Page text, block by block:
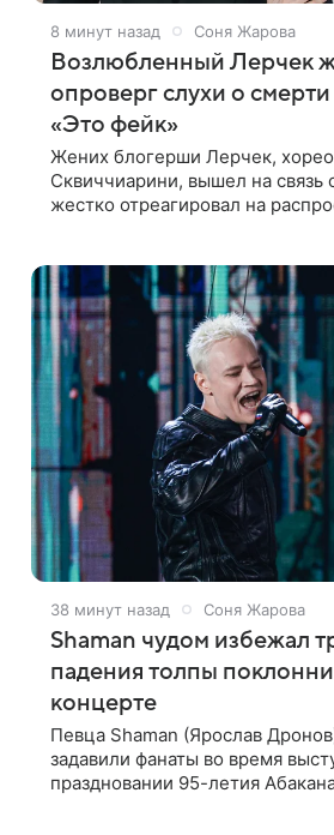
8 минут назад Соня Жарова
Возлюбленный Лерчек
опроверг слухи о
«Это фейк»
Жених блогерши Лерчек,
Сквиччиарини, вышел на связь
жестко отреагировал на
38 минут назад Соня Жарова
Shaman чудом избежал
падения толпы
концерте
Певца Shaman (Ярослав
задавили фанаты во время
праздновании 95-летия